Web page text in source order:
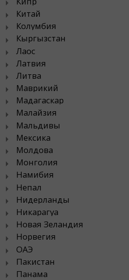
Китай
Колумбия
Кыргызстан
Лаос
Латвия
Литва
Маврикий
Мадагаскар
Малайзия
Мальдивы
Мексика
Молдова
Монголия
Намибия
Непал
Нидерланды
Никарагуа
Новая Зеландия
Норвегия
ОАЭ
Пакистан
Панама